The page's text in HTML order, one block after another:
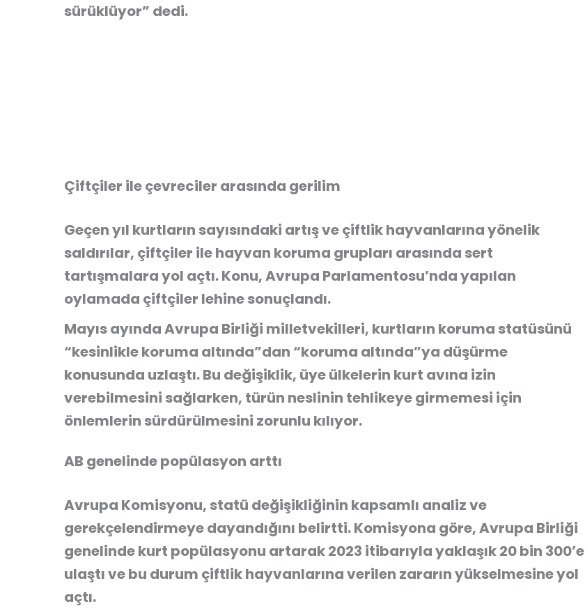
sürüklüyor” dedi.
Çiftçiler ile çevreciler arasında gerilim
Geçen yıl kurtların sayısındaki artış ve çiftlik hayvanlarına yönelik
saldırılar, çiftçiler ile hayvan koruma grupları arasında sert
tartışmalara yol açtı. Konu, Avrupa Parlamentosu’nda yapılan
oylamada çiftçiler lehine sonuçlandı.
Mayıs ayında Avrupa Birliği milletvekilleri, kurtların koruma statüsünü
“kesinlikle koruma altında”dan “koruma altında”ya düşürme
konusunda uzlaştı. Bu değişiklik, üye ülkelerin kurt avına izin
verebilmesini sağlarken, türün neslinin tehlikeye girmemesi için
önlemlerin sürdürülmesini zorunlu kılıyor.
AB genelinde popülasyon arttı
Avrupa Komisyonu, statü değişikliğinin kapsamlı analiz ve
gerekçelendirmeye dayandığını belirtti. Komisyona göre, Avrupa Birliği
genelinde kurt popülasyonu artarak 2023 itibarıyla yaklaşık 20 bin 300’e
ulaştı ve bu durum çiftlik hayvanlarına verilen zararın yükselmesine yol
açtı.